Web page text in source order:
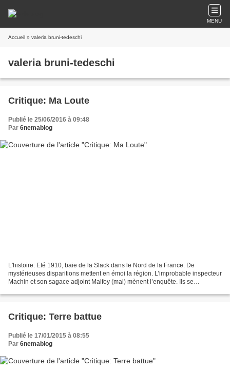
MENU
Accueil » valeria bruni-tedeschi
valeria bruni-tedeschi
Critique: Ma Loute
Publié le 25/06/2016 à 09:48
Par 6nemablog
L'histoire: Eté 1910, baie de la Slack dans le Nord de la France. De
mystérieuses disparitions mettent en émoi la région. L’improbable inspecteur
Machin et son sagace adjoint Malfoy (mal) mènent l’enquête. Ils se
Critique: Terre battue
Publié le 17/01/2015 à 08:55
Par 6nemablog